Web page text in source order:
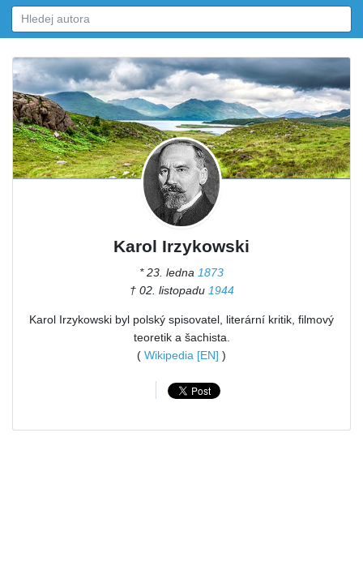
Karol Irzykowski
* 23. ledna 1873
† 02. listopadu 1944
Karol Irzykowski byl polský spisovatel, literární kritik, filmový
teoretik a šachista.
( Wikipedia [EN] )